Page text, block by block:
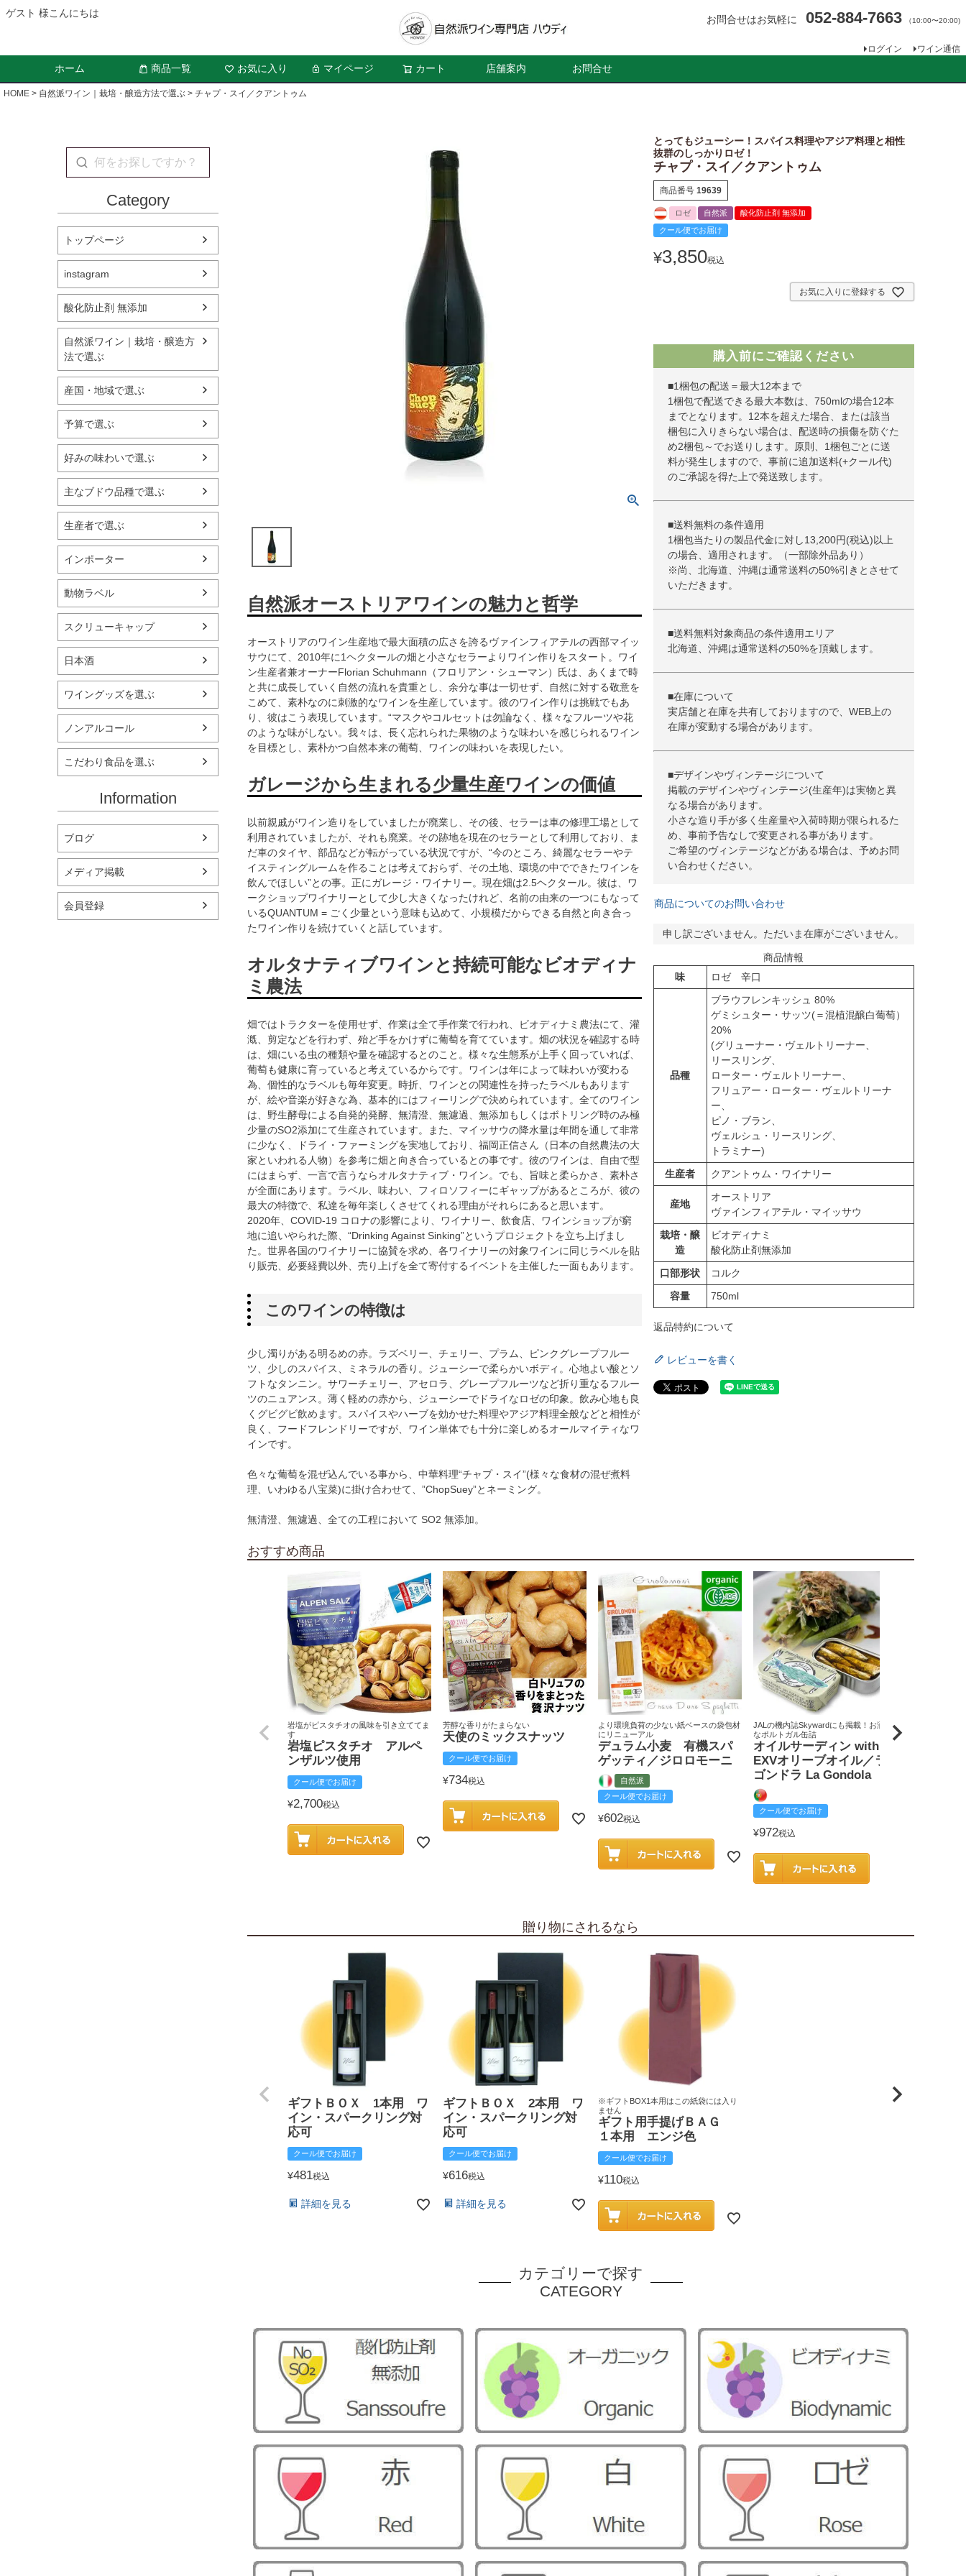
ゲスト 様こんにちは
お問合せはお気軽に 052-884-7663 （10:00〜20:00)
ログイン ワイン通信
ホーム 商品一覧 お気に入り マイページ カート 店舗案内 お問合せ
HOME 自然派ワイン｜栽培・醸造方法で選ぶ チャプ・スイ／クアントゥム
Category
トップページ
instagram
酸化防止剤 無添加
自然派ワイン｜栽培・醸造方
法で選ぶ
産国・地域で選ぶ
予算で選ぶ
好みの味わいで選ぶ
主なブドウ品種で選ぶ
生産者で選ぶ
インポーター
動物ラベル
スクリューキャップ
日本酒
ワイングッズを選ぶ
ノンアルコール
こだわり食品を選ぶ
Information
ブログ
メディア掲載
会員登録
自然派オーストリアワインの魅力と哲学
オーストリアのワイン生産地で最大面積の広さを誇るヴァインフィアテルの西部マイッ
サウにて、2010年に1ヘクタールの畑と小さなセラーよりワイン作りをスタート。ワイ
ン生産者兼オーナーFlorian Schuhmann（フロリアン・シューマン）氏は、あくまで時
と共に成長していく自然の流れを貴重とし、余分な事は一切せず、自然に対する敬意を
こめて、素朴なのに刺激的なワインを生産しています。彼のワイン作りは挑戦でもあ
り、彼はこう表現しています。“マスクやコルセットは勿論なく、様々なフルーツや花
のような味がしない。我々は、長く忘れられた果物のような味わいを感じられるワイン
を目標とし、素朴かつ自然本来の葡萄、ワインの味わいを表現したい。
ガレージから生まれる少量生産ワインの価値
以前親戚がワイン造りをしていましたが廃業し、その後、セラーは車の修理工場として
利用されていましたが、それも廃業。その跡地を現在のセラーとして利用しており、ま
だ車のタイヤ、部品などが転がっている状況ですが、“今のところ、綺麗なセラーやテ
イスティングルームを作ることは考えておらず、その土地、環境の中でできたワインを
飲んでほしい”との事。正にガレージ・ワイナリー。現在畑は2.5ヘクタール。彼は、ワ
ークショップワイナリーとして少し大きくなったけれど、名前の由来の一つにもなって
いるQUANTUM = ごく少量という意味も込めて、小規模だからできる自然と向き合っ
たワイン作りを続けていくと話しています。
オルタナティブワインと持続可能なビオディナ
ミ農法
畑ではトラクターを使用せず、作業は全て手作業で行われ、ビオディナミ農法にて、灌
漑、剪定などを行わず、殆ど手をかけずに葡萄を育てています。畑の状況を確認する時
は、畑にいる虫の種類や量を確認するとのこと。様々な生態系が上手く回っていれば、
葡萄も健康に育っていると考えているからです。ワインは年によって味わいが変わる
為、個性的なラベルも毎年変更。時折、ワインとの関連性を持ったラベルもあります
が、絵や音楽が好きな為、基本的にはフィーリングで決められています。全てのワイン
は、野生酵母による自発的発酵、無清澄、無濾過、無添加もしくはボトリング時のみ極
少量のSO2添加にて生産されています。また、マイッサウの降水量は年間を通して非常
に少なく、ドライ・ファーミングを実地しており、福岡正信さん（日本の自然農法の大
家といわれる人物）を参考に畑と向き合っているとの事です。彼のワインは、自由で型
にはまらず、一言で言うならオルタナティブ・ワイン。でも、旨味と柔らかさ、素朴さ
が全面にあります。ラベル、味わい、フィロソフィーにギャップがあるところが、彼の
最大の特徴で、私達を毎年楽しくさせてくれる理由がそれらにあると思います。
2020年、COVID-19 コロナの影響により、ワイナリー、飲食店、ワインショップが窮
地に追いやられた際、“Drinking Against Sinking”というプロジェクトを立ち上げまし
た。世界各国のワイナリーに協賛を求め、各ワイナリーの対象ワインに同じラベルを貼
り販売、必要経費以外、売り上げを全て寄付するイベントを主催した一面もあります。
このワインの特徴は
少し濁りがある明るめの赤。ラズベリー、チェリー、プラム、ピンクグレープフルー
ツ、少しのスパイス、ミネラルの香り。ジューシーで柔らかいボディ。心地よい酸とソ
フトなタンニン。サワーチェリー、アセロラ、グレープフルーツなど折り重なるフルー
ツのニュアンス。薄く軽めの赤から、ジューシーでドライなロゼの印象。飲み心地も良
くグビグビ飲めます。スパイスやハーブを効かせた料理やアジア料理全般などと相性が
良く、フードフレンドリーですが、ワイン単体でも十分に楽しめるオールマイティなワ
インです。
色々な葡萄を混ぜ込んでいる事から、中華料理“チャプ・スイ”(様々な食材の混ぜ煮料
理、いわゆる八宝菜)に掛け合わせて、”ChopSuey”とネーミング。
無清澄、無濾過、全ての工程において SO2 無添加。
とってもジューシー！スパイス料理やアジア料理と相性
抜群のしっかりロゼ！
チャプ・スイ／クアントゥム
商品番号 19639
ロゼ 自然派
酸化防止剤 無添加
クール便でお届け
¥3,850税込
お気に入りに登録する
購入前にご確認ください
■1梱包の配送＝最大12本まで
1梱包で配送できる最大本数は、750mlの場合12本
までとなります。12本を超えた場合、または該当
梱包に入りきらない場合は、配送時の損傷を防ぐた
め2梱包～でお送りします。原則、1梱包ごとに送
料が発生しますので、事前に追加送料(+クール代)
のご承認を得た上で発送致します。
■送料無料の条件適用
1梱包当たりの製品代金に対し13,200円(税込)以上
の場合、適用されます。（一部除外品あり）
※尚、北海道、沖縄は通常送料の50%引きとさせて
いただきます。
■送料無料対象商品の条件適用エリア
北海道、沖縄は通常送料の50%を頂戴します。
■在庫について
実店舗と在庫を共有しておりますので、WEB上の
在庫が変動する場合があります。
■デザインやヴィンテージについて
掲載のデザインやヴィンテージ(生産年)は実物と異
なる場合があります。
小さな造り手が多く生産量や入荷時期が限られるた
め、事前予告なしで変更される事があります。
ご希望のヴィンテージなどがある場合は、予めお問
い合わせください。
商品についてのお問い合わせ
申し訳ございません。ただいま在庫がございません。
商品情報
味
ロゼ 辛口
品種
ブラウフレンキッシュ 80%
ゲミシュター・サッツ(＝混植混醸白葡萄）
20%
(グリューナー・ヴェルトリーナー、
リースリング、
ローター・ヴェルトリーナー、
フリュアー・ローター・ヴェルトリーナ
ー、
ピノ・ブラン、
ヴェルシュ・リースリング、
トラミナー)
生産者
クアントゥム・ワイナリー
産地
オーストリア
ヴァインフィアテル・マイッサウ
栽培・醸
造
ビオディナミ
酸化防止剤無添加
口部形状
コルク
容量
750ml
返品特約について
レビューを書く
おすすめ商品
岩塩がピスタチオの風味を引き立ててま
す
岩塩ピスタチオ アルペ
ンザルツ使用
クール便でお届け
¥2,700税込
芳醇な香りがたまらない
天使のミックスナッツ
クール便でお届け
¥734税込
より環境負荷の少ない紙ベースの袋包材
にリニューアル
デュラム小麦 有機スパ
ゲッティ／ジロロモーニ
自然派
クール便でお届け
¥602税込
JALの機内誌Skywardにも掲載！お洒落
なポルトガル缶詰
オイルサーディン with
EXVオリーブオイル／ラ
ゴンドラ La Gondola
クール便でお届け
¥972税込
贈り物にされるなら
ギフトＢＯＸ 1本用 ワ
イン・スパークリング対
応可
クール便でお届け
¥481税込
詳細を見る
ギフトＢＯＸ 2本用 ワ
イン・スパークリング対
応可
クール便でお届け
¥616税込
詳細を見る
※ギフトBOX1本用はこの紙袋には入り
ません
ギフト用手提げＢＡＧ
１本用 エンジ色
クール便でお届け
¥110税込
カテゴリーで探す
CATEGORY